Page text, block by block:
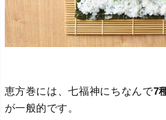
恵方巻には、七福神にちなんで7
が一般的です。